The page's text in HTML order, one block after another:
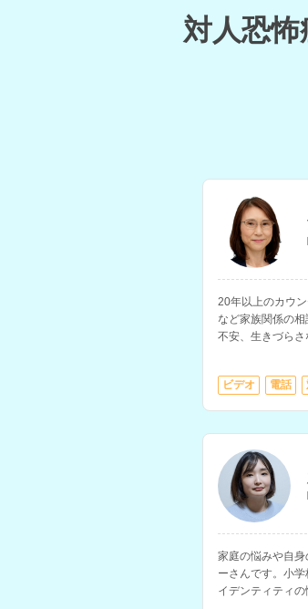
対人恐
20年以上のカウ
など家族関係の
不安、生きづら
※性依存・性犯
ビデオ 電話
家庭の悩みや自
ーさんです。小
イデンティティ